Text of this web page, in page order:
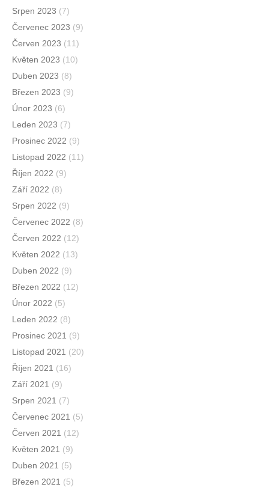
Srpen 2023 (7)
Červenec 2023 (9)
Červen 2023 (11)
Květen 2023 (10)
Duben 2023 (8)
Březen 2023 (9)
Únor 2023 (6)
Leden 2023 (7)
Prosinec 2022 (9)
Listopad 2022 (11)
Říjen 2022 (9)
Září 2022 (8)
Srpen 2022 (9)
Červenec 2022 (8)
Červen 2022 (12)
Květen 2022 (13)
Duben 2022 (9)
Březen 2022 (12)
Únor 2022 (5)
Leden 2022 (8)
Prosinec 2021 (9)
Listopad 2021 (20)
Říjen 2021 (16)
Září 2021 (9)
Srpen 2021 (7)
Červenec 2021 (5)
Červen 2021 (12)
Květen 2021 (9)
Duben 2021 (5)
Březen 2021 (5)